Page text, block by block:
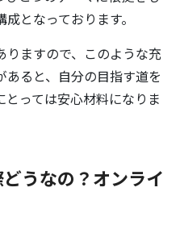
となっております。
ますので、このような充
ると、自分の目指す道を
っては安心材料になりま
うなの？オンライ